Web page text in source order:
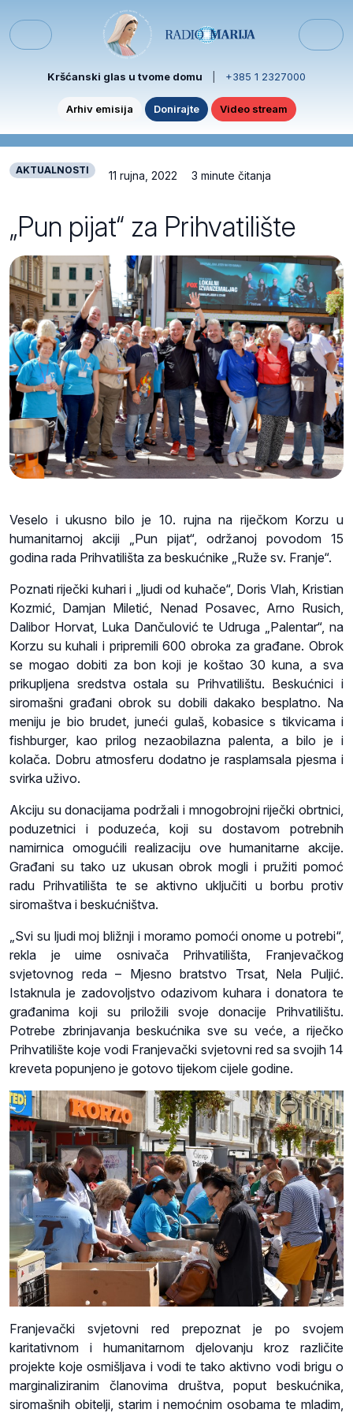
Menu
Kršćanski glas u tvome domu +385 1 2327000
Arhiv emisija Donirajte Video stream
AKTUALNOSTI 11 rujna, 2022 3 minute čitanja
„Pun pijat“ za Prihvatilište
Veselo i ukusno bilo je 10. rujna na riječkom Korzu u
humanitarnoj akciji „Pun pijat“, održanoj povodom 15
godina rada Prihvatilišta za beskućnike „Ruže sv. Franje“.
Poznati riječki kuhari i „ljudi od kuhače“, Doris Vlah, Kristian
Kozmić, Damjan Miletić, Nenad Posavec, Arno Rusich,
Dalibor Horvat, Luka Dančulović te Udruga „Palentar“, na
Korzu su kuhali i pripremili 600 obroka za građane. Obrok
se mogao dobiti za bon koji je koštao 30 kuna, a sva
prikupljena sredstva ostala su Prihvatilištu. Beskućnici i
siromašni građani obrok su dobili dakako besplatno. Na
meniju je bio brudet, juneći gulaš, kobasice s tikvicama i
fishburger, kao prilog nezaobilazna palenta, a bilo je i
kolača. Dobru atmosferu dodatno je rasplamsala pjesma i
svirka uživo.
Akciju su donacijama podržali i mnogobrojni riječki obrtnici,
poduzetnici i poduzeća, koji su dostavom potrebnih
namirnica omogućili realizaciju ove humanitarne akcije.
Građani su tako uz ukusan obrok mogli i pružiti pomoć
radu Prihvatilišta te se aktivno uključiti u borbu protiv
siromaštva i beskućništva.
„Svi su ljudi moj bližnji i moramo pomoći onome u potrebi“,
rekla je uime osnivača Prihvatilišta, Franjevačkog
svjetovnog reda – Mjesno bratstvo Trsat, Nela Puljić.
Istaknula je zadovoljstvo odazivom kuhara i donatora te
građanima koji su priložili svoje donacije Prihvatilištu.
Potrebe zbrinjavanja beskućnika sve su veće, a riječko
Prihvatilište koje vodi Franjevački svjetovni red sa svojih 14
kreveta popunjeno je gotovo tijekom cijele godine.
Franjevački svjetovni red prepoznat je po svojem
karitativnom i humanitarnom djelovanju kroz različite
projekte koje osmišljava i vodi te tako aktivno vodi brigu o
marginaliziranim članovima društva, poput beskućnika,
siromašnih obitelji, starim i nemoćnim osobama te mladim,